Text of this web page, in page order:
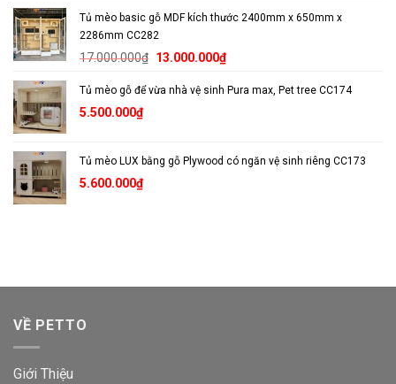
Tủ mèo basic gỗ MDF kích thước 2400mm x 650mm x
2286mm CC282
17.000.000₫ Giá
là:
13.000.000₫Giá
tại
Tủ mèo gỗ để vừa nhà vệ sinh Pura max, Pet tree CC174
5.500.000₫
Tủ mèo LUX bằng gỗ Plywood có ngăn vệ sinh riêng CC173
5.600.000₫
VỀ PETTO
Giới Thiệu